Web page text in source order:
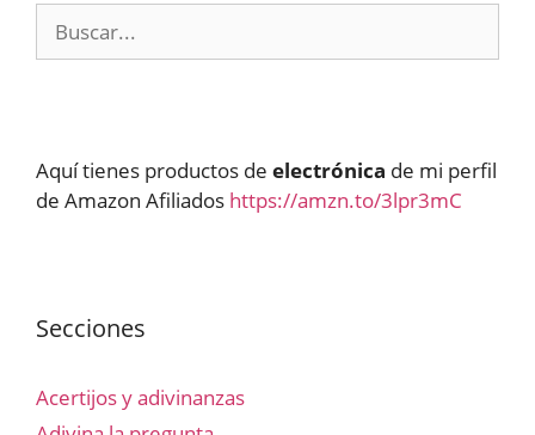
Aquí tienes productos de electrónica de mi perfil
de Amazon Afiliados https://amzn.to/3lpr3mC
Secciones
Acertijos y adivinanzas